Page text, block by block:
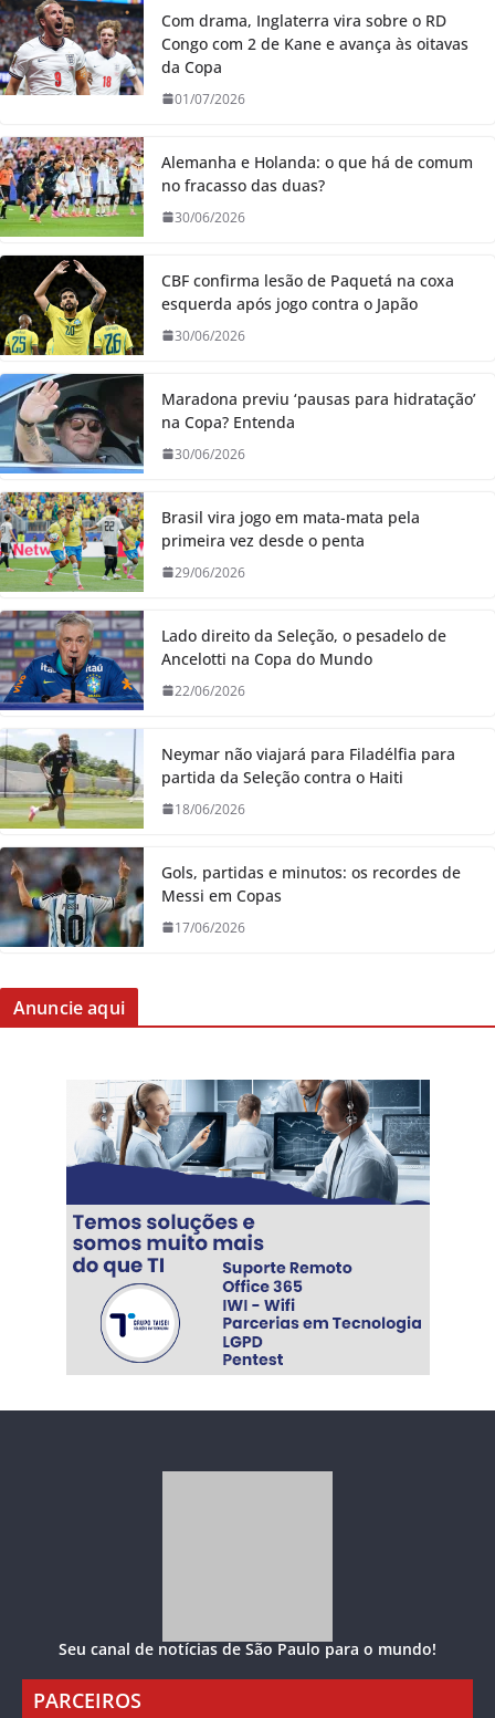
Com drama, Inglaterra vira sobre o RD
Congo com 2 de Kane e avança às oitavas
da Copa
01/07/2026
Alemanha e Holanda: o que há de comum
no fracasso das duas?
30/06/2026
CBF confirma lesão de Paquetá na coxa
esquerda após jogo contra o Japão
30/06/2026
Maradona previu ‘pausas para hidratação’
na Copa? Entenda
30/06/2026
Brasil vira jogo em mata-mata pela
primeira vez desde o penta
29/06/2026
Lado direito da Seleção, o pesadelo de
Ancelotti na Copa do Mundo
22/06/2026
Neymar não viajará para Filadélfia para
partida da Seleção contra o Haiti
18/06/2026
Gols, partidas e minutos: os recordes de
Messi em Copas
17/06/2026
Anuncie aqui
Seu canal de notícias de São Paulo para o mundo!
PARCEIROS